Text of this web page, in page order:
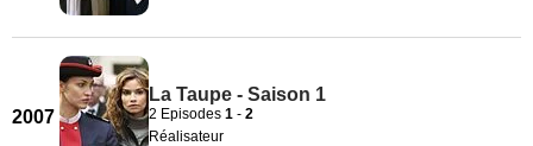
2007
La Taupe - Saison 1
2 Episodes 1 - 2
Réalisateur